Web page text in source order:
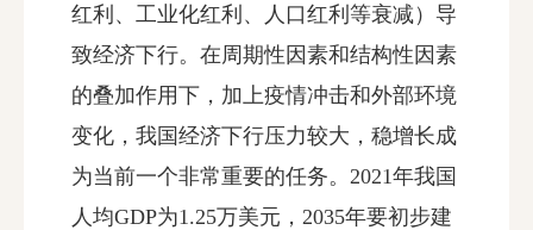
红利、工业化红利、人口红利等衰减）导
致经济下行。在周期性因素和结构性因素
的叠加作用下，加上疫情冲击和外部环境
变化，我国经济下行压力较大，稳增长成
为当前一个非常重要的任务。2021年我国
人均GDP为1.25万美元，2035年要初步建